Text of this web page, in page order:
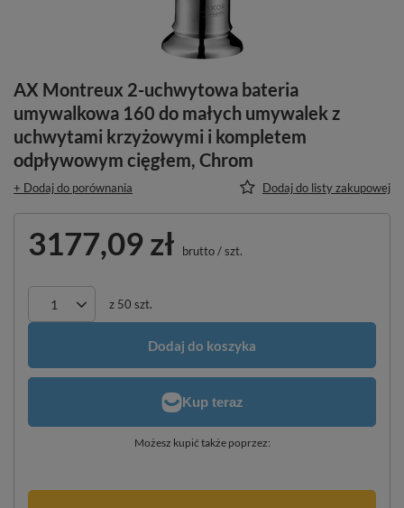
AX Montreux 2-uchwytowa bateria
umywalkowa 160 do małych umywalek z
uchwytami krzyżowymi i kompletem
odpływowym cięgłem, Chrom
+ Dodaj do porównania Dodaj do listy zakupowej
3177,09 zł brutto/szt.
z 50 szt.
Dodaj do koszyka
Możesz kupić także poprzez: